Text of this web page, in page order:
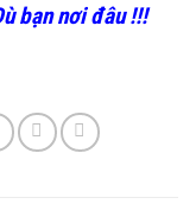
bạn nơi đâu !!!